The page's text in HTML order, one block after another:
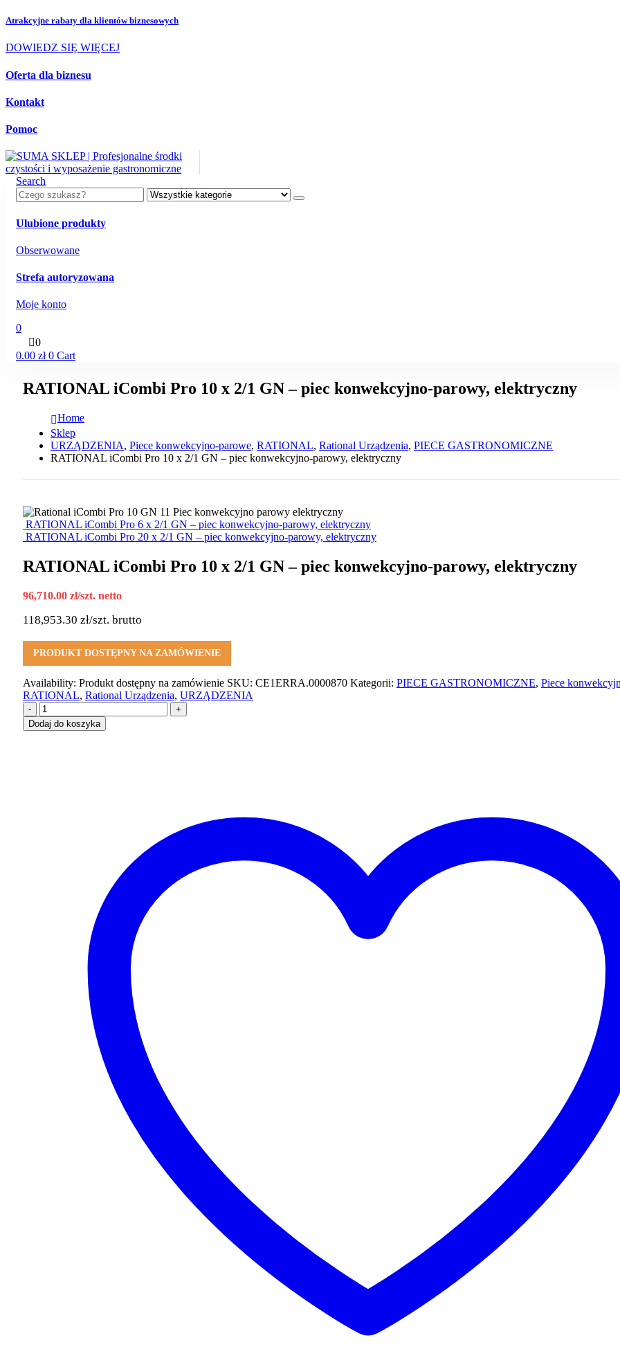
Atrakcyjne rabaty dla klientów biznesowych
DOWIEDZ SIĘ WIĘCEJ
Oferta dla biznesu
Kontakt
Pomoc
Search
Ulubione produkty
Obserwowane
Strefa autoryzowana
Moje konto
0
0
0.00 zł 0 Cart
RATIONAL iCombi Pro 10 x 2/1 GN – piec konwekcyjno-parowy, elektryczny
Home
Sklep
URZĄDZENIA, Piece konwekcyjno-parowe, RATIONAL, Rational Urządzenia, PIECE GASTRONOMICZNE
RATIONAL iCombi Pro 10 x 2/1 GN – piec konwekcyjno-parowy, elektryczny
RATIONAL iCombi Pro 6 x 2/1 GN – piec konwekcyjno-parowy, elektryczny
RATIONAL iCombi Pro 20 x 2/1 GN – piec konwekcyjno-parowy, elektryczny
RATIONAL iCombi Pro 10 x 2/1 GN – piec konwekcyjno-parowy, elektryczny
96,710.00 zł/szt. netto
118,953.30 zł/szt. brutto
PRODUKT DOSTĘPNY NA ZAMÓWIENIE
Availability: Produkt dostępny na zamówienie SKU: CE1ERRA.0000870 Kategorii: PIECE GASTRONOMICZNE, Piece
RATIONAL, Rational Urządzenia, URZĄDZENIA
-
+
Dodaj do koszyka